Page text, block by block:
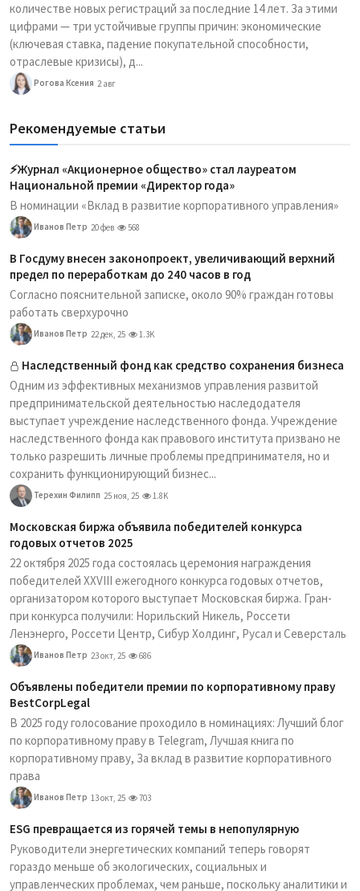
количестве новых регистраций за последние 14 лет. За этими
цифрами — три устойчивые группы причин: экономические
(ключевая ставка, падение покупательной способности,
отраслевые кризисы), д...
Рогова Ксения 2 авг
Рекомендуемые статьи
⚡️Журнал «Акционерное общество» стал лауреатом
Национальной премии «Директор года»
В номинации «Вклад в развитие корпоративного управления»
Иванов Петр 20 фев 568
В Госдуму внесен законопроект, увеличивающий верхний
предел по переработкам до 240 часов в год
Согласно пояснительной записке, около 90% граждан готовы
работать сверхурочно
Иванов Петр 22 дек, 25 1.3K
Наследственный фонд как средство сохранения бизнеса
Одним из эффективных механизмов управления развитой
предпринимательской деятельностью наследодателя
выступает учреждение наследственного фонда. Учреждение
наследственного фонда как правового института призвано не
только разрешить личные проблемы предпринимателя, но и
сохранить функционирующий бизнес...
Терехин Филипп 25 ноя, 25 1.8K
Московская биржа объявила победителей конкурса
годовых отчетов 2025
22 октября 2025 года состоялась церемония награждения
победителей XXVIII ежегодного конкурса годовых отчетов,
организатором которого выступает Московская биржа. Гран-
при конкурса получили: Норильский Никель, Россети
Ленэнерго, Россети Центр, Сибур Холдинг, Русал и Северсталь
Иванов Петр 23 окт, 25 686
Объявлены победители премии по корпоративному праву
BestCorpLegal
В 2025 году голосование проходило в номинациях: Лучший блог
по корпоративному праву в Telegram, Лучшая книга по
корпоративному праву, За вклад в развитие корпоративного
права
Иванов Петр 13 окт, 25 703
ESG превращается из горячей темы в непопулярную
Руководители энергетических компаний теперь говорят
гораздо меньше об экологических, социальных и
управленческих проблемах, чем раньше, поскольку аналитики и